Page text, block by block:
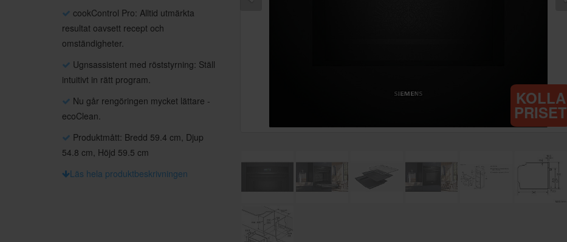
cookControl Pro: Alltid utmärkta
resultat oavsett recept och
omständigheter.
Ugnsassistent med röststyrning: Ställ
intuitivt in rätt program.
Nu går rengöringen mycket lättare -
ecoClean.
Produktmått: Bredd 59.4 cm, Djup
54.8 cm, Höjd 59.5 cm
Läs hela produktbeskrivningen
KOLLA
PRISET